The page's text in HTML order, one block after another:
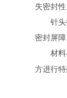
失密封
针
密封屏障
材
方进行